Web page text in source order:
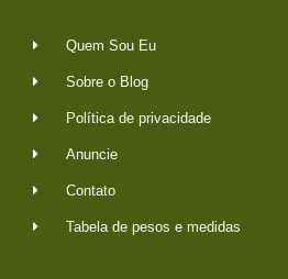
Quem Sou Eu
Sobre o Blog
Política de privacidade
Anuncie
Contato
Tabela de pesos e medidas